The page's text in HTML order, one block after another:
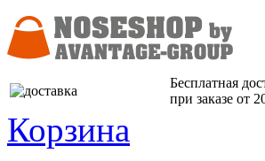
Бесплатная
при заказе от
Корзина